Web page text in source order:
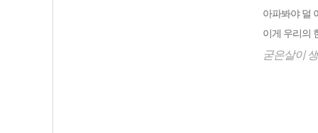
아파봐야 덜
이게 우리의
굳은살이